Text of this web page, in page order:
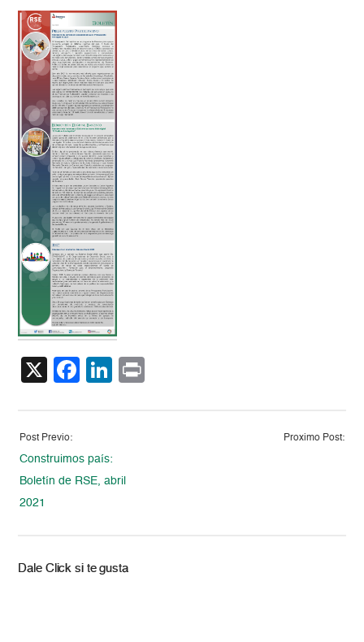
X Facebook
LinkedIn
Post Previo:
Construimos país:
Boletín de RSE, abril
2021
Proximo Post:
Dale Click si te gusta